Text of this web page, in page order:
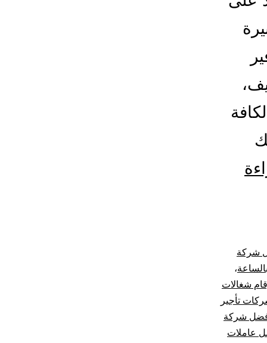
بالمدينةشركة
،
شغالات
تأجير
شركة
عاملات